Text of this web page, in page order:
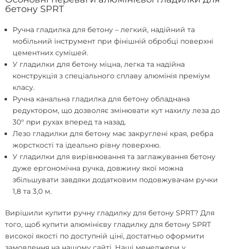
бетону SPRT
Ручна гладилка для бетону – легкий, надійний та
мобільний інструмент при фінішній обробці поверхні
цементних сумішей.
У гладилки для бетону міцна, легка та надійна
конструкція з спеціального сплаву алюмінія преміум
класу.
Ручна канальна гладилка для бетону обладнана
редуктором, що дозволяє змінювати кут нахилу леза до
30° при рухах вперед та назад.
Лезо гладилки для бетону має закруглені края, ребра
жорсткості та ідеально рівну поверхню.
У гладилки для вирівнювання та заглажування бетону
дуже ергономічна ручка, довжину якої можна
збільшувати завдяки додатковим подовжувачам ручки
1,8 та 3,0 м.
Вирішили купити ручну гладилку для бетону SPRT? Для
того, щоб купити алюмінієву гладилку для бетону SPRT
високої якості по доступній ціні, достатньо оформити